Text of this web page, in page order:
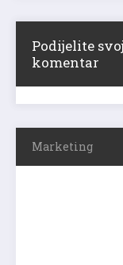
Podijelite
komentar
Marketing